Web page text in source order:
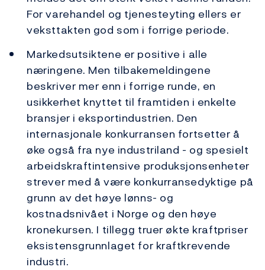
For varehandel og tjenesteyting ellers er
veksttakten god som i forrige periode.
Markedsutsiktene er positive i alle
næringene. Men tilbakemeldingene
beskriver mer enn i forrige runde, en
usikkerhet knyttet til framtiden i enkelte
bransjer i eksportindustrien. Den
internasjonale konkurransen fortsetter å
øke også fra nye industriland - og spesielt
arbeidskraftintensive produksjonsenheter
strever med å være konkurransedyktige på
grunn av det høye lønns- og
kostnadsnivået i Norge og den høye
kronekursen. I tillegg truer økte kraftpriser
eksistensgrunnlaget for kraftkrevende
industri.